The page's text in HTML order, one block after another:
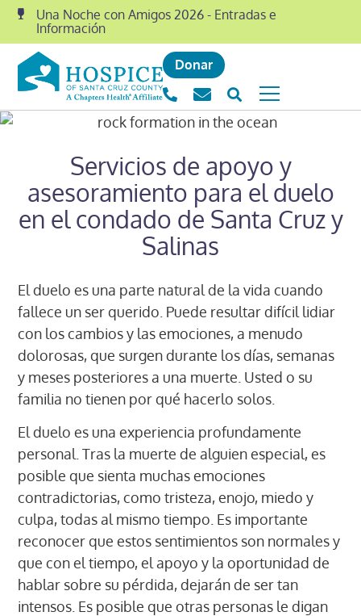
Una Noche con Amigos 2026 - Entradas e
Información
Donar
Servicios de apoyo y
asesoramiento para el duelo
en el condado de Santa Cruz y
Salinas
El duelo es una parte natural de la vida cuando
fallece un ser querido. Puede resultar difícil lidiar
con los cambios y las emociones, a menudo
dolorosas, que surgen durante los días, semanas
y meses posteriores a una muerte. Usted o su
familia no tienen por qué hacerlo solos.
El duelo es una experiencia profundamente
personal. Tras la muerte de alguien especial, es
posible que sienta muchas emociones
contradictorias, como tristeza, enojo, miedo y
culpa, todas al mismo tiempo. Es importante
reconocer que estos sentimientos son normales y
que con el tiempo, el apoyo y la oportunidad de
hablar sobre su pérdida, dejarán de ser tan
intensos. Es posible que otras personas le digan